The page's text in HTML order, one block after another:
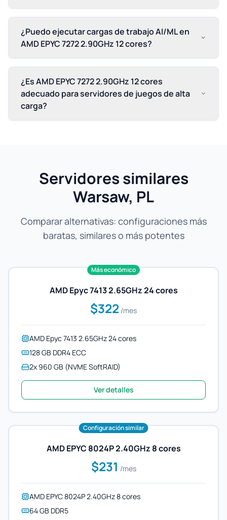
¿Puedo ejecutar cargas de trabajo AI/ML en
AMD EPYC 7272 2.90GHz 12 cores?
¿Es AMD EPYC 7272 2.90GHz 12 cores
adecuado para servidores de juegos de alta
carga?
Servidores similares
Warsaw, PL
Comparar alternativas: configuraciones más
baratas, similares o más potentes
Más económico
AMD Epyc 7413 2.65GHz 24 cores
$322 /mes
AMD Epyc 7413 2.65GHz 24 cores
128 GB DDR4 ECC
2x 960 GB (NVME SoftRAID)
Ver detalles
Configuración similar
AMD EPYC 8024P 2.40GHz 8 cores
$231 /mes
AMD EPYC 8024P 2.40GHz 8 cores
64 GB DDR5